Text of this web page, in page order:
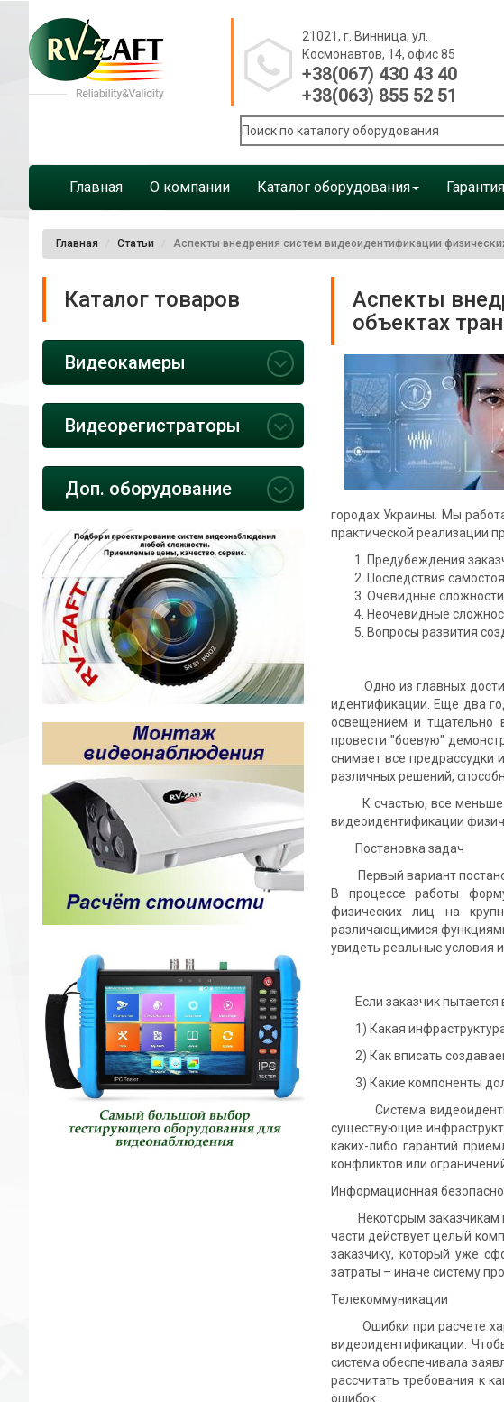
21021, г. Винница, ул.
Космонавтов, 14, офис 85
+38(067) 430 43 40
+38(063) 855 52 51
Главная О компании Каталог оборудования Гарантия
Главная Статьи Аспекты внедрения систем видеоидентификации
Каталог товаров
Видеокамеры
Видеорегистраторы
Доп. оборудование
Аспекты
объектах
городах Украины. Мы
практической реализации
Предубеждения
Последствия
Очевидные сложности
Неочевидные
Вопросы развития
Одно из главных
идентификации. Еще два
освещением и тщательно
провести "боевую"
снимает все предрассудки
различных решений,
К счастью, все меньше и
видеоидентификации
Постановка задач
Первый вариант
В процессе работы
физических лиц на
различающимися
увидеть реальные условия
Если заказчик пытается
1) Какая инфраструктура
2) Как вписать
3) Какие компоненты
Система
существующие
каких-либо гарантий
конфликтов или
Информационная
Некоторым заказчикам
части действует целый
заказчику, который уже
затраты – иначе систему
Телекоммуникации
Ошибки при расчете
видеоидентификации.
система обеспечивала
рассчитать требования к
ошибок.